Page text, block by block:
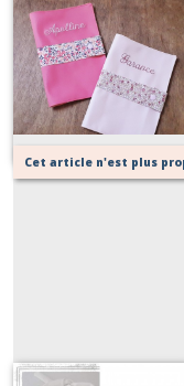
Protège carnet de
SIMILI et bandeau
Sur demande